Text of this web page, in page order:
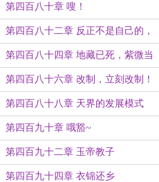
第四百八十章 嗖！
第四百八十二章 反正不是自己的，
可劲作！
第四百八十四章 地藏已死，紫微当
立
第四百八十六章 改制，立刻改制！
第四百八十八章 天界的发展模式
第四百九十章 哦豁~
第四百九十二章 玉帝教子
第四百九十四章 衣锦还乡